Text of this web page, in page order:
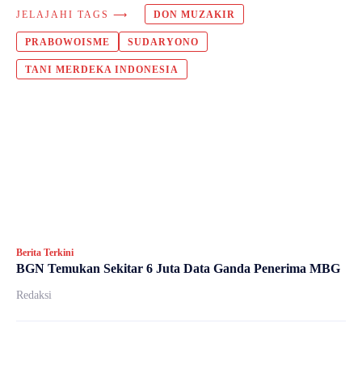
JELAJAHI TAGS ⟶ DON MUZAKIR
PRABOWOISME SUDARYONO
TANI MERDEKA INDONESIA
Berita Terkini
BGN Temukan Sekitar 6 Juta Data Ganda Penerima MBG
Redaksi